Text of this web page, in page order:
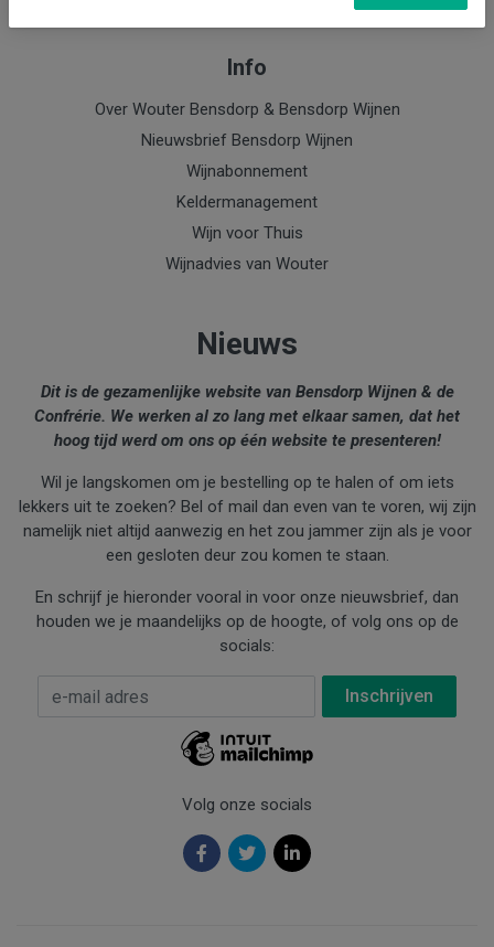
Info
Over Wouter Bensdorp & Bensdorp Wijnen
Nieuwsbrief Bensdorp Wijnen
Wijnabonnement
Keldermanagement
Wijn voor Thuis
Wijnadvies van Wouter
Nieuws
Dit is de gezamenlijke website van Bensdorp Wijnen & de
Confrérie. We werken al zo lang met elkaar samen, dat het
hoog tijd werd om ons op één website te presenteren!
Wil je langskomen om je bestelling op te halen of om iets
lekkers uit te zoeken? Bel of mail dan even van te voren, wij zijn
namelijk niet altijd aanwezig en het zou jammer zijn als je voor
een gesloten deur zou komen te staan.
En schrijf je hieronder vooral in voor onze nieuwsbrief, dan
houden we je maandelijks op de hoogte, of volg ons op de
socials:
E-mail Adres
Volg onze socials